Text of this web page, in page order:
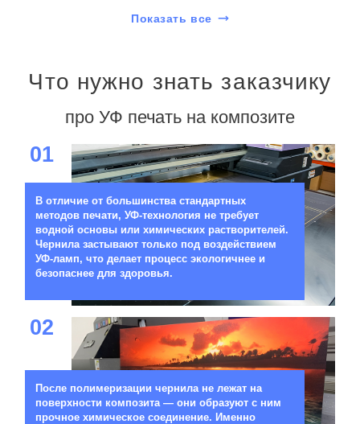
Показать все
Что нужно знать заказчику
про УФ печать на композите
01
В отличие от большинства стандартных
методов печати, УФ-технология не требует
водной основы или химических растворителей.
Чернила застывают только под воздействием
УФ-ламп, что делает процесс экологичнее и
безопаснее для здоровья.
02
После полимеризации чернила не лежат на
поверхности композита — они образуют с ним
прочное химическое соединение. Именно